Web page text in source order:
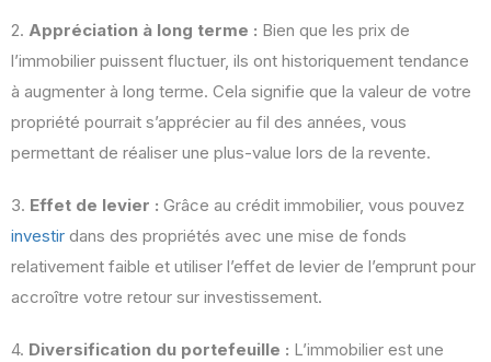
2. Appréciation à long terme : Bien que les prix de
l’immobilier puissent fluctuer, ils ont historiquement tendance
à augmenter à long terme. Cela signifie que la valeur de votre
propriété pourrait s’apprécier au fil des années, vous
permettant de réaliser une plus-value lors de la revente.
3. Effet de levier : Grâce au crédit immobilier, vous pouvez
investir dans des propriétés avec une mise de fonds
relativement faible et utiliser l’effet de levier de l’emprunt pour
accroître votre retour sur investissement.
4. Diversification du portefeuille : L’immobilier est une